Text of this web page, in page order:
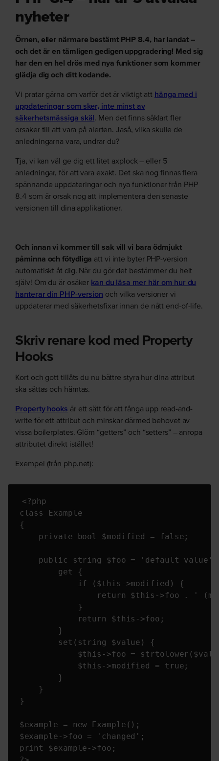
nyheter
Örnen, eller närmare bestämt PHP 8.4, har landat –
och det är en tämligen gedigen uppgradering! Med sig
har den en hel drös med nya funktioner som kommer
glädja dig och ditt kodande.
Vi pratar gärna om varför det är viktigt att hänga med i
uppdateringar som sker, inte minst av
säkerhetsmässiga skäl . Men det finns såklart fler
orsaker till att vara på alerten. Jaså, vilka skulle de
anledningarna vara, undrar du?
Tja, vi kan väl ge dig ett litet axplock – eller 5
anledningar, för att vara exakt. Det ska nog finnas flera
spännande uppdateringar och nya funktioner från PHP
8.4 som är orsak nog att implementera den senaste
versionen till dina applikationer.
Och innan vi kommer till sak vill vi bara ödmjukt
påminna och fötydliga att vi inte byter PHP-version
automatiskt åt dig. När du gör det bestämmer du helt
själv! Om du är osäker kan du läsa mer här om hur du
hanterar din PHP-version och vilka versioner vi
uppdaterar med säkerhetsfixar innan de nått end-of-life.
Skriv renare kod med Property
Hooks
Kort och gott tillåts du nu bättre styra hur dina attribut
ska sättas och hämtas.
Property hooks är ett sätt för att fånga upp read-and-
write för ett attribut och minskar därmed behovet av
vissa boilerplates. Glöm “getters” och “setters” – anropa
attributet direkt istället!
Exempel (från php.net):
<?php
class Example
{
    private bool $modified = false;
public string $foo = 'default value'
        get {
            if ($this->modified) {
return $this->foo . '
            }
            return $this->foo;
        }
        set(string $value) {
$this->foo =
            $this->modified = true;
        }
    }
}
$example = new Example();
$example->foo = 'changed';
print $example->foo;